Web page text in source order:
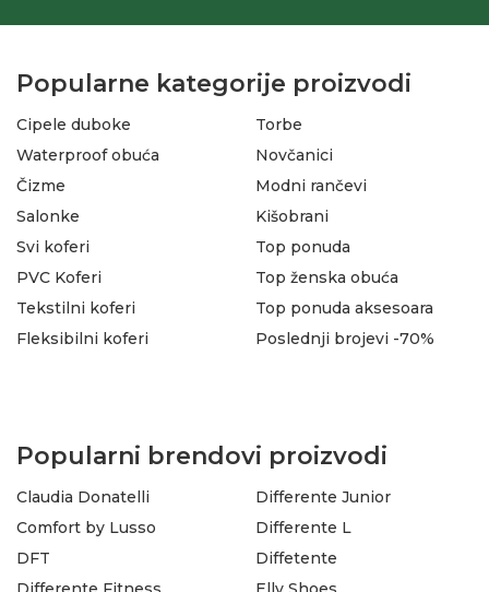
Popularne kategorije proizvodi
Cipele duboke
Waterproof obuća
Čizme
Salonke
Torbe
Novčanici
Modni rančevi
Kišobrani
Svi koferi
PVC Koferi
Tekstilni koferi
Fleksibilni koferi
Top ponuda
Top ženska obuća
Top ponuda aksesoara
Poslednji brojevi -70%
Popularni brendovi proizvodi
Claudia Donatelli
Comfort by Lusso
DFT
Differente Junior
Differente L
Diffetente